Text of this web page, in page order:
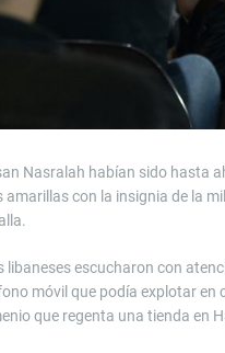
Nasralah habían sido hasta
amarillas con la insignia de la
libaneses escucharon con
móvil que podía explotar en
que regenta una tienda en